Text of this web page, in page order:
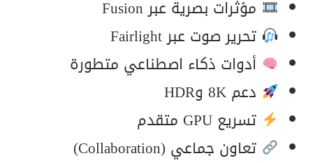
مؤثرات بصرية عبر Fusion
تحرير صوت عبر Fairlight
أدوات ذكاء اصطناعي متطورة
دعم 8K وHDR
تسريع GPU متقدم
تعاون جماعي (Collaboration)